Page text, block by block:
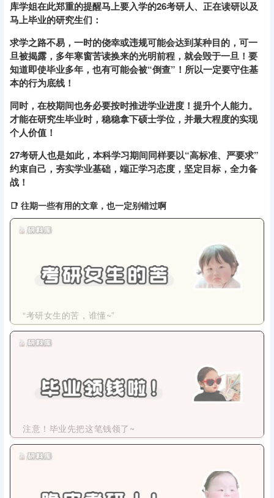
库学姐在此郑重的提醒马上要入学的26考研人、正在读研以及
马上毕业的研究生们：
求学之路不易，一时的侥幸或违规可能会达到某种目的，可一
旦被揭露，多年寒窗苦读换来的光明前程，就会毁于一旦！要
知道即使毕业多年，也有可能会被“倒查”！ 所以一定要守住基
本的行为底线！
同时，在校期间也务必要按时推进学业进度！ 提升个人能力。
才能在研究生毕业时，稳稳拿下硕士学位，并最大程度的实现
个人价值！
27考研人也是如此，本科学习期间同样要以“高标准、严要求”
约束自己，夯实学业基础，端正学习态度，坚定目标，全力备
战！
📑 往期一些有用的文章，也一定别错过啊
“考研女生的苦，谁懂~”
注意！毕业先把这笔钱领了~